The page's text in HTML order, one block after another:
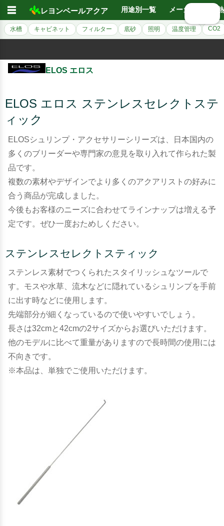
☰ レヨンベールアクア 用途別一覧 メーカー別
水槽 キャビネット フィルター 底砂 照明 温度管理 CO2
ELOS エロス
ELOS エロス ステンレスセレクトステ
ィック
ELOSシュリンプ・アクセサリーシリーズは、日本国内の
多くのブリーダーや専門家の意見を取り入れて作られた製
品です。
複数の素材やデザインでより多くのアクアリストの好みに
合う商品が完成しました。
今後もお客様のニーズに合わせてラインナップは増える予
定です。ぜひ一度おためしください。
ステンレスセレクトスティック
ステンレス素材でつくられたスタイリッシュなツールで
す。モスや水草、流木などに隠れているシュリンプを手前
に出す時などに使用します。
先端部分が細くなっているので使いやすいでしょう。
長さは32cmと42cmの2サイズからお選びいただけます。
他のモデルに比べて重量がありますので長時間の使用には
不向きです。
※本品は、単独でご使用いただけます。